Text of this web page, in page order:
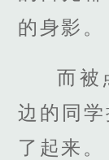
的身影。
而被
边的同
了起来。